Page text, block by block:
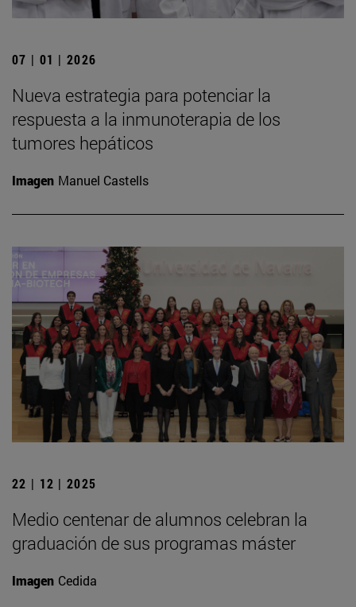
07 | 01 | 2026
Nueva estrategia para potenciar la
respuesta a la inmunoterapia de los
tumores hepáticos
Imagen Manuel Castells
22 | 12 | 2025
Medio centenar de alumnos celebran la
graduación de sus programas máster
Imagen Cedida